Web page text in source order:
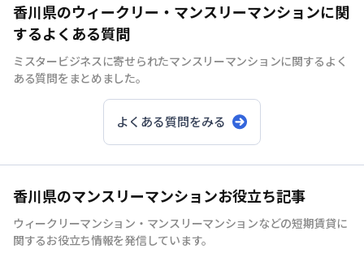
香川県のウィークリー・マンスリーマンションに関
するよくある質問
ミスタービジネスに寄せられたマンスリーマンションに関するよく
ある質問をまとめました。
よくある質問をみる
香川県のマンスリーマンションお役立ち記事
ウィークリーマンション・マンスリーマンションなどの短期賃貸に
関するお役立ち情報を発信しています。